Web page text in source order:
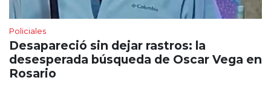
Policiales
Desapareció sin dejar rastros: la
desesperada búsqueda de Oscar Vega en
Rosario